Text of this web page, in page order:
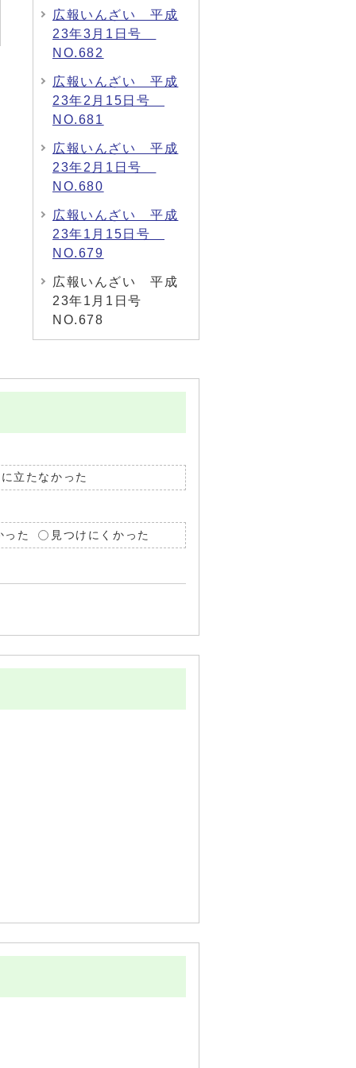
広報いんざい 平成
23年3月1日号
NO.682
広報いんざい 平成
23年2月15日号
NO.681
広報いんざい 平成
23年2月1日号
NO.680
広報いんざい 平成
23年1月15日号
NO.679
広報いんざい 平成
23年1月1日号
NO.678
立たなかった
った 見つけにくかった